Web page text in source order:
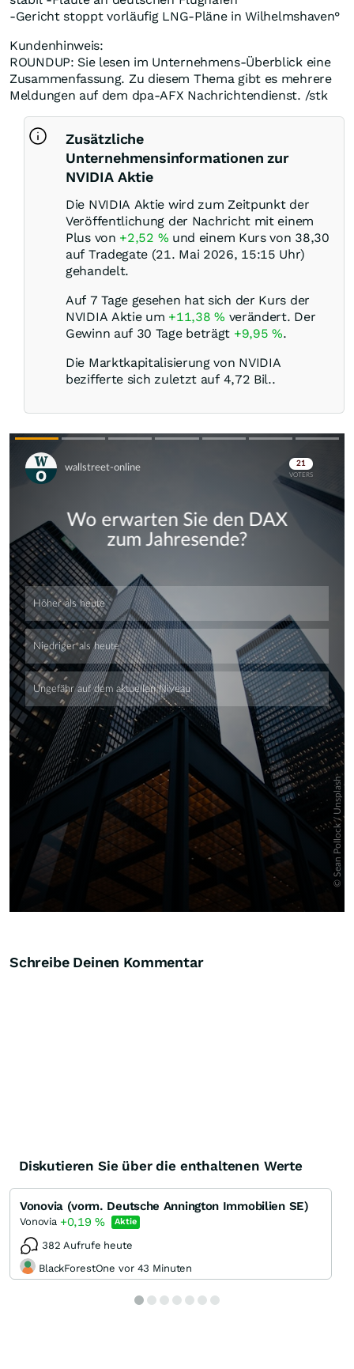
-Gericht stoppt vorläufig LNG-Pläne in Wilhelmshaven°
Kundenhinweis:
ROUNDUP: Sie lesen im Unternehmens-Überblick eine
Zusammenfassung. Zu diesem Thema gibt es mehrere
Meldungen auf dem dpa-AFX Nachrichtendienst. /stk
Zusätzliche
Unternehmensinformationen zur
NVIDIA Aktie
Die NVIDIA Aktie wird zum Zeitpunkt der
Veröffentlichung der Nachricht mit einem
Plus von +2,52 % und einem Kurs von 38,30
auf Tradegate (21. Mai 2026, 15:15 Uhr)
gehandelt.
Auf 7 Tage gesehen hat sich der Kurs der
NVIDIA Aktie um +11,38% verändert. Der
Gewinn auf 30 Tage beträgt +9,95%.
Die Marktkapitalisierung von NVIDIA
bezifferte sich zuletzt auf 4,72 Bil..
Skip
Skip
Schreibe Deinen Kommentar
Diskutieren Sie über die enthaltenen Werte
Vonovia (vorm. Deutsche Annington Immobilien SE)
Vonovia +0,19% Aktie
382 Aufrufe heute
BlackForestOne vor 43 Minuten